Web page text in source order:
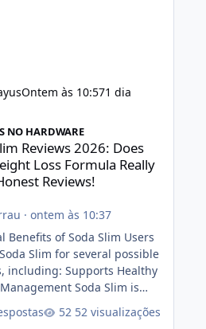
Ontem às 10:571 dia
NO HARDWARE
Reviews 2026: Does
Loss Formula Really
Reviews!
· ontem às 10:37
Benefits of Soda Slim Users
Slim for several possible
including: Supports Healthy
Soda Slim is
regular exercise rather
52 visualizações